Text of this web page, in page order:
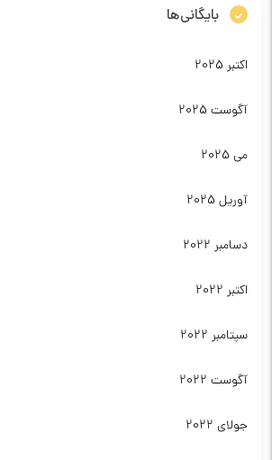
بایگانی‌ها
اکتبر 2025
آگوست 2025
می 2025
آوریل 2025
دسامبر 2022
اکتبر 2022
سپتامبر 2022
آگوست 2022
جولای 2022